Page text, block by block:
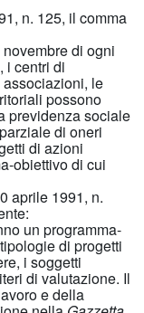
n. 125, il comma
di ogni
i centri di
le
possono
previdenza sociale
di oneri
di azioni
obiettivo di cui
aprile 1991, n.
un programma-
di progetti
i soggetti
di valutazione. Il
e della